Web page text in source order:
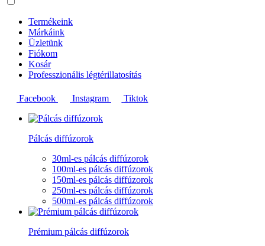
Termékeink
Márkáink
Üzletünk
Fiókom
Kosár
Professzionális légtérillatosítás
Facebook Instagram Tiktok
Pálcás diffúzorok
30ml-es pálcás diffúzorok
100ml-es pálcás diffúzorok
150ml-es pálcás diffúzorok
250ml-es pálcás diffúzorok
500ml-es pálcás diffúzorok
Prémium pálcás diffúzorok